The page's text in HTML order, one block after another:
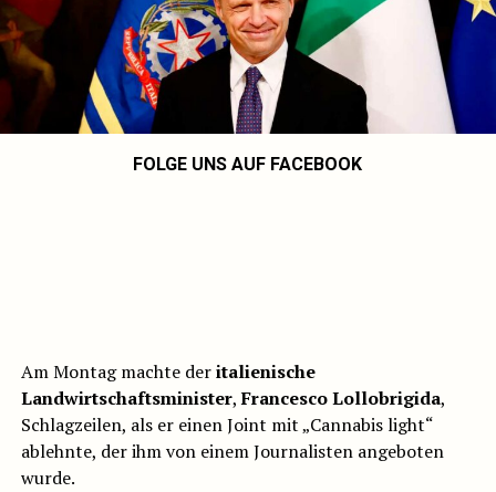
FOLGE UNS AUF FACEBOOK
Am Montag machte deritalienische
Landwirtschaftsminister,Francesco Lollobrigida,
Schlagzeilen, als er einen Joint mit „Cannabis light“
ablehnte, der ihm von einem Journalisten angeboten
wurde.